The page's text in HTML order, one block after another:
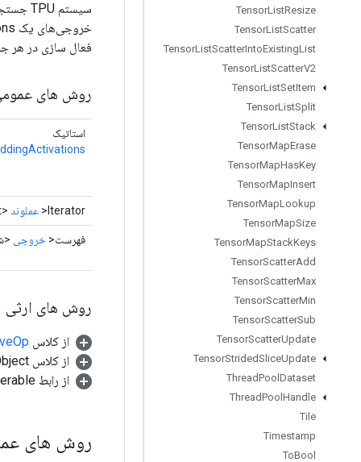
TensorListResize
TensorListScatter
TensorListScatterIntoExistingList
TensorListScatterV2
TensorListSetItem
TensorListSplit
TensorListStack
TensorMapErase
TensorMapHasKey
TensorMapInsert
TensorMapLookup
TensorMapSize
TensorMapStackKeys
TensorScatterAdd
TensorScatterMax
TensorScatterMin
TensorScatterSub
TensorScatterUpdate
TensorStridedSliceUpdate
ThreadPool Dataset
ThreadPool Handle
Tile
Timestamp
ToBool
فعال سازی در هر
روش های
استاتیک
Iterator< عملوند <Float>>
فهرست< خروجی
روش های ارثی
از کلاس
از کلاس java.lang.Object
از رابط java.lang.Iterable
روش های